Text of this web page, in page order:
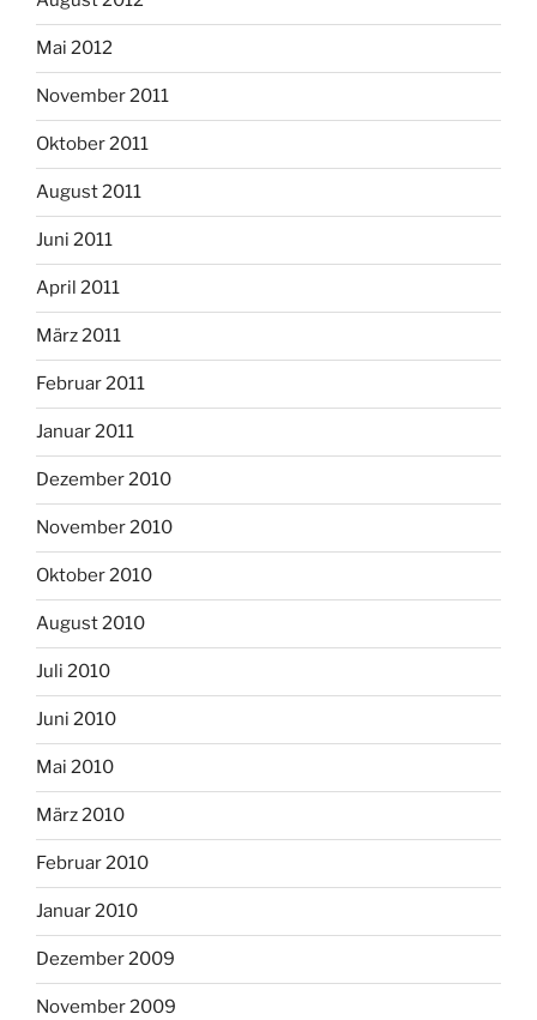
Mai 2012
November 2011
Oktober 2011
August 2011
Juni 2011
April 2011
März 2011
Februar 2011
Januar 2011
Dezember 2010
November 2010
Oktober 2010
August 2010
Juli 2010
Juni 2010
Mai 2010
März 2010
Februar 2010
Januar 2010
Dezember 2009
November 2009